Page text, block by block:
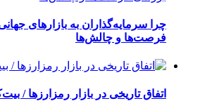
چرا سرمایه‌گذاران به بازارهای
فرصت‌ها و چالش‌ها
اتفاق تاریخی در بازار رمزارزها /